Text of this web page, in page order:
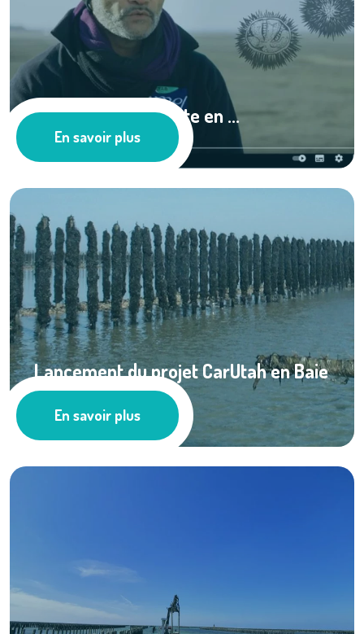
Le SMEL se présente en ...
Milieu Marin
En savoir plus
Lancement du projet CarUtah en Baie
des ...
Cultures marines
En savoir plus